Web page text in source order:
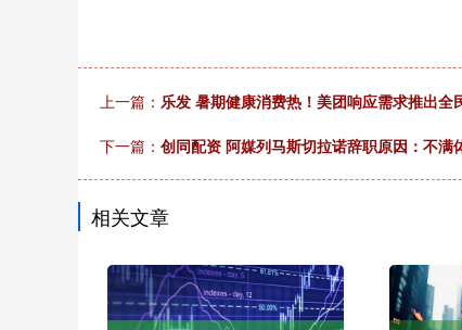
上一篇： 乐发 暑期健康消费热！美团响应需求推出全
下一篇： 创同配资 阿媒列马斯切拉诺辞职原因：不满
相关文章